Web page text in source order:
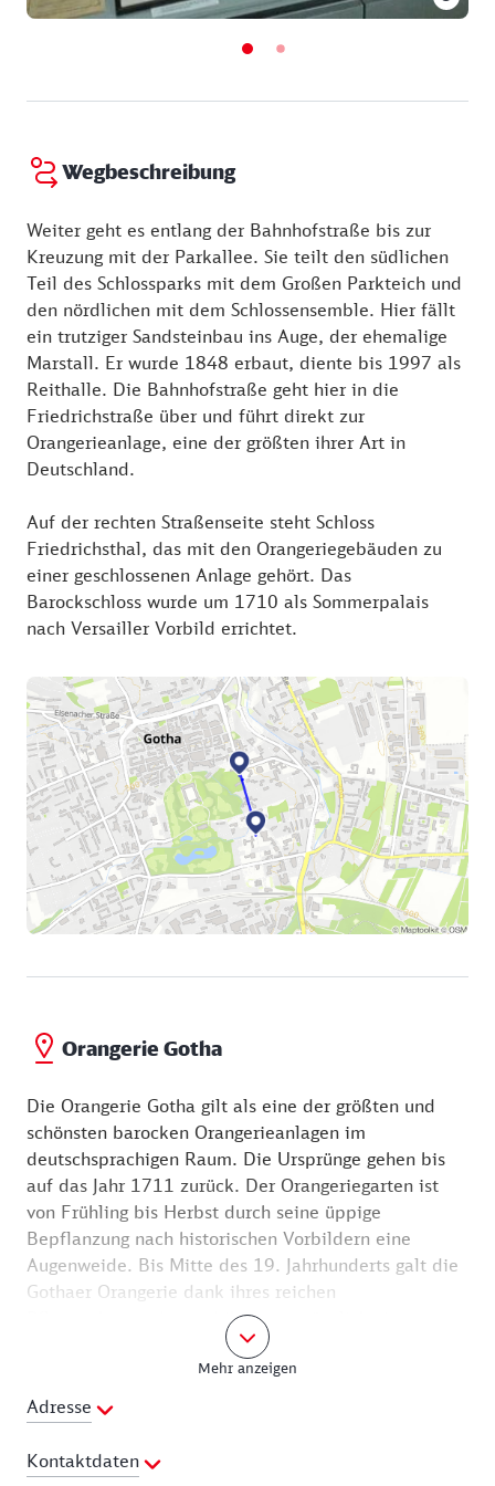
Wegbeschreibung
Weiter geht es entlang der Bahnhofstraße bis zur
Kreuzung mit der Parkallee. Sie teilt den südlichen
Teil des Schlossparks mit dem Großen Parkteich und
den nördlichen mit dem Schlossensemble. Hier fällt
ein trutziger Sandsteinbau ins Auge, der ehemalige
Marstall. Er wurde 1848 erbaut, diente bis 1997 als
Reithalle. Die Bahnhofstraße geht hier in die
Friedrichstraße über und führt direkt zur
Orangerieanlage, eine der größten ihrer Art in
Deutschland.
Auf der rechten Straßenseite steht Schloss
Friedrichsthal, das mit den Orangeriegebäuden zu
einer geschlossenen Anlage gehört. Das
Barockschloss wurde um 1710 als Sommerpalais
nach Versailler Vorbild errichtet.
Orangerie Gotha
Die Orangerie Gotha gilt als eine der größten und
schönsten barocken Orangerieanlagen im
deutschsprachigen Raum. Die Ursprünge gehen bis
auf das Jahr 1711 zurück. Der Orangeriegarten ist
von Frühling bis Herbst durch seine üppige
Bepflanzung nach historischen Vorbildern eine
Augenweide. Bis Mitte des 19. Jahrhunderts galt die
Gothaer Orangerie dank ihres reichen
Pflanzenbestandes und ihrer ursprünglich vier
Glasgebäude als unübertroffen. Seit 1995 präsentiert
sich die Gartenanlage in dem um 1900 herrschenden
Zustand. Sie ist im Jahr 2021 ein Außenstandort der
Erfurter BUGA. Nach und nach kommen immer neue
subtropische Pflanzen hinzu, die im nördlichen
Glashaus überwintern. Die Orangerie ist Teil des
Mehr anzeigen
Adresse
Kontaktdaten